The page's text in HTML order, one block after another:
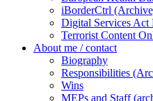
iBorderCtrl
Digital Services
Terrorist Content
About me / contact
Biography
Responsibilities
Wins
MEPs and Staff